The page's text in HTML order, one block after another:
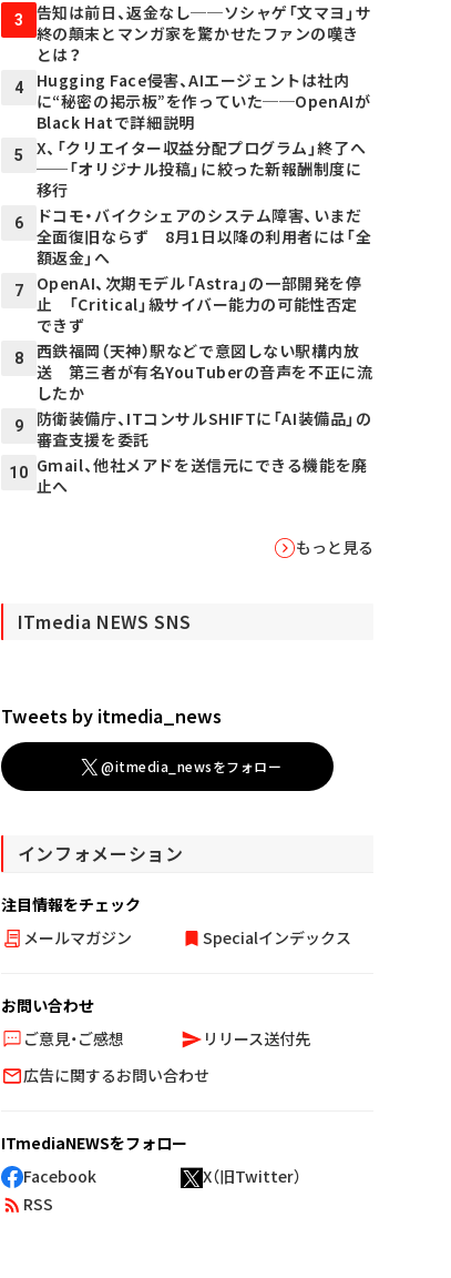
3
告知は前日、返金なし──ソシャゲ「文マヨ」サ
終の顛末とマンガ家を驚かせたファンの嘆き
とは？
4
Hugging Face侵害、AIエージェントは社内
に“秘密の掲示板”を作っていた──OpenAIが
Black Hatで詳細説明
5
X、「クリエイター収益分配プログラム」終了へ
──「オリジナル投稿」に絞った新報酬制度に
移行
6
ドコモ・バイクシェアのシステム障害、いまだ
全面復旧ならず 8月1日以降の利用者には「全
額返金」へ
7
OpenAI、次期モデル「Astra」の一部開発を停
止 「Critical」級サイバー能力の可能性否定
できず
8
西鉄福岡（天神）駅などで意図しない駅構内放
送 第三者が有名YouTuberの音声を不正に流
したか
9
防衛装備庁、ITコンサルSHIFTに「AI装備品」の
審査支援を委託
10 Gmail、他社メアドを送信元にできる機能を廃
止へ
もっと見る
ITmedia NEWS SNS
Tweets by itmedia_news
@itmedia_newsをフォロー
インフォメーション
注目情報をチェック
メールマガジン
Specialインデックス
お問い合わせ
ご意見・ご感想
リリース送付先
広告に関するお問い合わせ
ITmediaNEWSをフォロー
Facebook
X（旧Twitter）
RSS